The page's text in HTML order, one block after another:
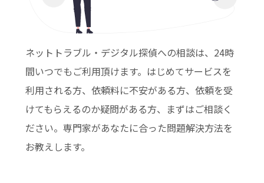
ネットトラブル・デジタル探偵への相談は、24時
間いつでもご利用頂けます。はじめてサービスを
利用される方、依頼料に不安がある方、依頼を受
けてもらえるのか疑問がある方、まずはご相談く
ださい。専門家があなたに合った問題解決方法を
お教えします。